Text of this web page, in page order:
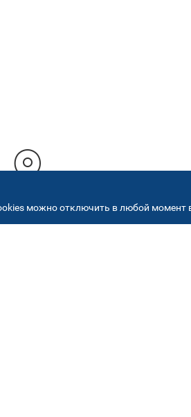
можно отключить в любой момент